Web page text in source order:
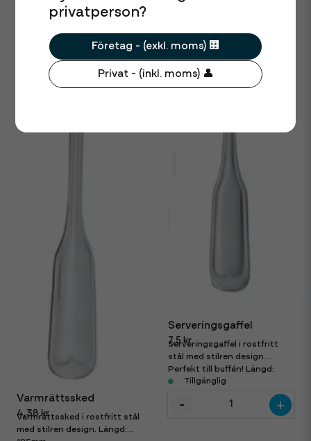
Varmrättssked
4,38 kr
Varmrättssked i rostfritt stål
med stilren design. Längd:
Serveringsgaffel
7,5 kr
Serveringsgaffel i rostfritt
stål med stilren design.
Perfekt till buffén! Längd:
211mmTillgänglig
- +
privatperson?
Företag - (exkl. moms) 🏢
Privat - (inkl. moms) 👤